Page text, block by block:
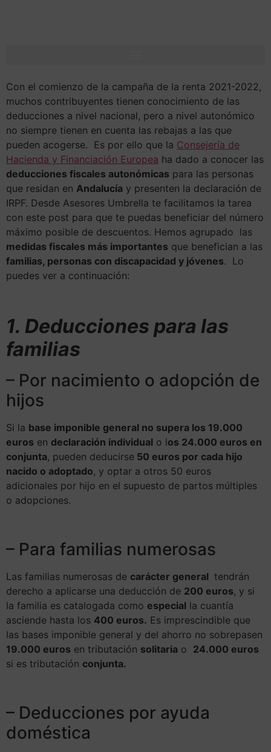
Con el comienzo de la campaña de la renta 2021-2022,
muchos contribuyentes tienen conocimiento de las
deducciones a nivel nacional, pero a nivel autonómico
no siempre tienen en cuenta las rebajas a las que
pueden acogerse. Es por ello que la Consejería de
Hacienda y Financiación Europea ha dado a conocer las
deducciones fiscales autonómicas para las personas
que residan en Andalucía y presenten la declaración de
IRPF. Desde Asesores Umbrella te facilitamos la tarea
con este post para que te puedas beneficiar del número
máximo posible de descuentos. Hemos agrupado las
medidas fiscales más importantes que benefician a las
familias, personas con discapacidad y jóvenes. Lo
puedes ver a continuación:
1. Deducciones para las
familias
– Por nacimiento o adopción de
hijos
Si la base imponible general no supera los 19.000
euros en declaración individual o los 24.000 euros en
conjunta, pueden deducirse 50 euros por cada hijo
nacido o adoptado, y optar a otros 50 euros
adicionales por hijo en el supuesto de partos múltiples
o adopciones.
– Para familias numerosas
Las familias numerosas de carácter general tendrán
derecho a aplicarse una deducción de 200 euros, y si
la familia es catalogada como especial la cuantía
asciende hasta los 400 euros. Es imprescindible que
las bases imponible general y del ahorro no sobrepasen
19.000 euros en tributación solitaria o 24.000 euros
si es tributación conjunta.
– Deducciones por ayuda
doméstica